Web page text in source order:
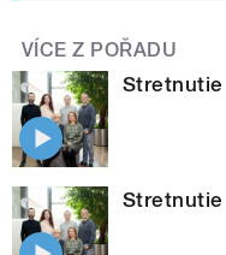
VÍCE Z POŘADU
Stretnutie